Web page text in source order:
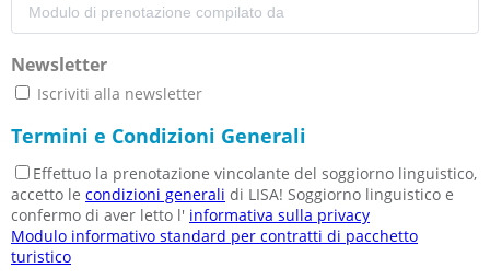
Newsletter
Iscriviti alla newsletter
Termini e Condizioni Generali
Effettuo la prenotazione vincolante del soggiorno linguistico,
accetto le condizioni generali di LISA! Soggiorno linguistico e
confermo di aver letto l' informativa sulla privacy
Modulo informativo standard per contratti di pacchetto
turistico